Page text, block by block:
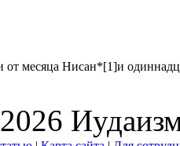
месяца Нисан*[1]и